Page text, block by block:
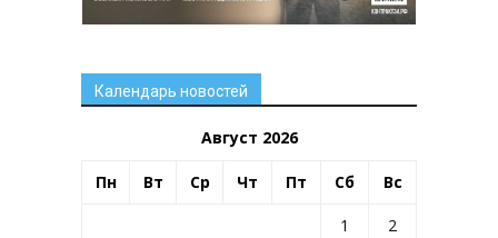
Календарь новостей
Август 2026
Пн Вт Ср Чт Пт Сб Вс
1
2